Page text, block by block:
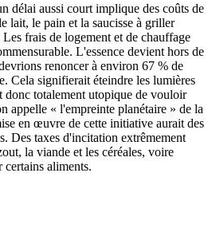
délai aussi court implique des coûts de
lait, le pain et la saucisse à griller
frais de logement et de chauffage
L'essence devient hors de
renoncer à environ 67 % de
Cela signifierait éteindre les lumières
totalement utopique de vouloir
appelle « l'empreinte planétaire » de la
en œuvre de cette initiative aurait des
Des taxes d'incitation extrêmement
la viande et les céréales, voire
certains aliments.